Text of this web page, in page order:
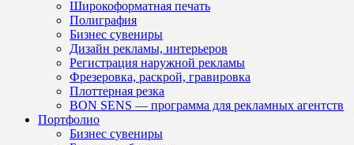
Широкоформатная печать
Полиграфия
Бизнес сувениры
Дизайн рекламы, интерьеров
Регистрация наружной рекламы
Фрезеровка, раскрой, гравировка
Плоттерная резка
BON SENS — программа для рекламных агентств
Портфолио
Бизнес сувениры